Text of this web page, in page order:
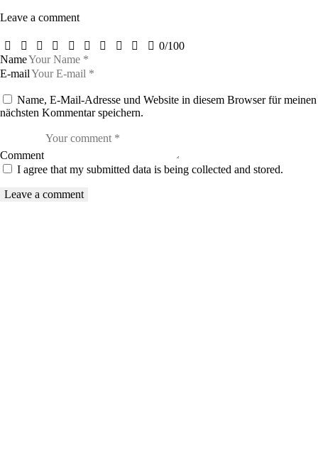
Leave a comment
0/100
Name
E-mail
Name, E-Mail-Adresse und Website in diesem Browser für meinen
nächsten Kommentar speichern.
Comment
I agree that my submitted data is being collected and stored.